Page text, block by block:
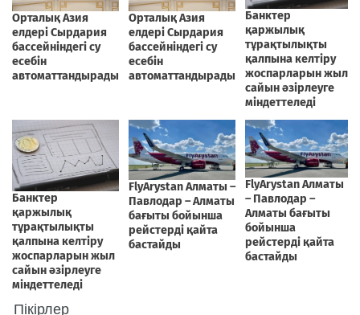
Пікірлер